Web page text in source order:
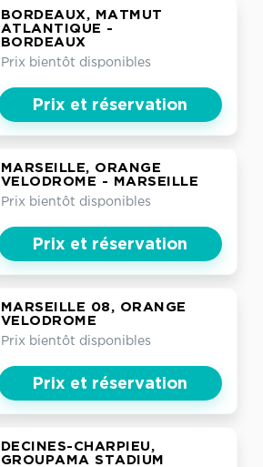
BORDEAUX, MATMUT
ATLANTIQUE -
BORDEAUX
Prix bientôt disponibles
Prix et réservation
MARSEILLE, ORANGE
VELODROME - MARSEILLE
Prix bientôt disponibles
Prix et réservation
MARSEILLE 08, ORANGE
VELODROME
Prix bientôt disponibles
Prix et réservation
DECINES-CHARPIEU,
GROUPAMA STADIUM